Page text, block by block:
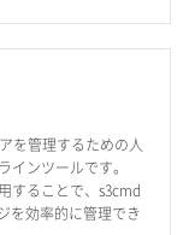
を管理するための人
ンツールです。
することで、s3cmd
を効率的に管理でき